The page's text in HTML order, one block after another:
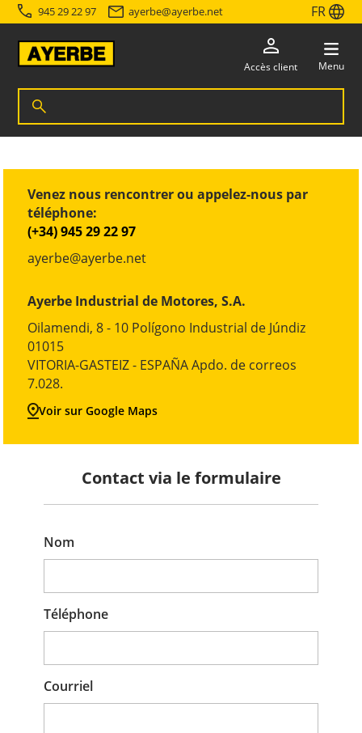
945 29 22 97 ayerbe@ayerbe.net FR
Recherche de produits
Accès client Menu
Venez nous rencontrer ou appelez-nous par
téléphone:
(+34) 945 29 22 97
ayerbe@ayerbe.net
Ayerbe Industrial de Motores, S.A.
Oilamendi, 8 - 10 Polígono Industrial de Júndiz
01015
VITORIA-GASTEIZ - ESPAÑA Apdo. de correos
7.028.
Voir sur Google Maps
Contact via le formulaire
Formulaire de contact
Nom
Téléphone
Courriel